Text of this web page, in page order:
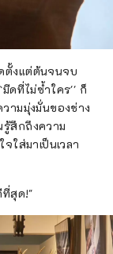
ตั้งแต่ต้นจนจบ
ดที่ไม่ซ้ำใคร'' ก็
ามมุ่งมั่นของช่าง
สึกถึงความ
ใส่มาเป็นเวลา
ที่สุด!"